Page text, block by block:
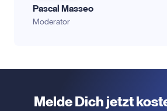
Pascal Masseo
Moderator
Melde Dich jetzt